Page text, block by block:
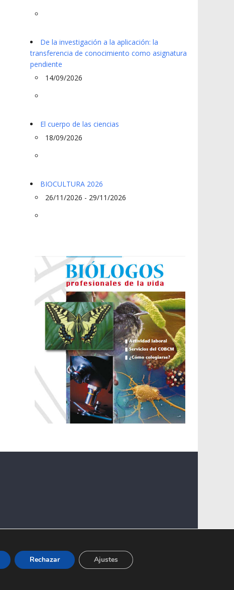
De la investigación a la aplicación: la
transferencia de conocimiento como asignatura
pendiente
14/09/2026
El cuerpo de las ciencias
18/09/2026
BIOCULTURA 2026
26/11/2026 - 29/11/2026
Rechazar Ajustes